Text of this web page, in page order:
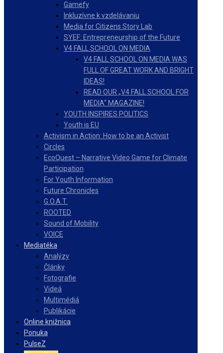
Gamefy
Inkluzívne k vzdelávaniu
Media for Citizens Story Lab
SYEF: Entrepreneurship of the Future
V4 FALL SCHOOL ON MEDIA
V4 FALL SCHOOL ON MEDIA WAS
FULL OF GREAT WORK AND BRIGHT
IDEAS!
READ OUR „V4 FALL SCHOOL FOR
MEDIA“ MAGAZINE!
YOUTH INSPIRES POLITICS
Youth is EU
Activism in Action: How to be an Activist
Circles
EcoQuest – Narrative Video Game for Climate
Participation
For Youth Information
Future Chronicles
G.O.A.T.
ROOTED
Sound of Mobility
VOICE
Mediatéka
Analýzy
Články
Fotografie
Videá
Multimédiá
Publikácie
Online knižnica
Ponuka
PulseZ